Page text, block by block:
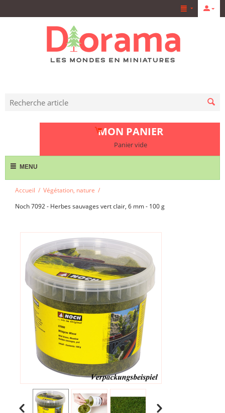
MON PANIER
Panier vide
MENU
Accueil / Végétation, nature /
Noch 7092 - Herbes sauvages vert clair, 6 mm - 100 g